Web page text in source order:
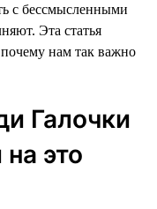
с бессмысленными
Эта статья
нам так важно
Галочки
это